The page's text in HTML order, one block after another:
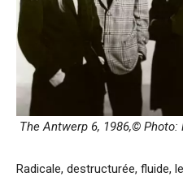
The Antwerp 6, 1986,© Photo:
Radicale, destructurée, fluide,